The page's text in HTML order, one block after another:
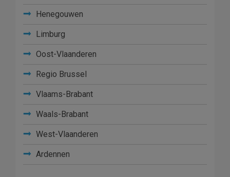
Henegouwen
Limburg
Oost-Vlaanderen
Regio Brussel
Vlaams-Brabant
Waals-Brabant
West-Vlaanderen
Ardennen